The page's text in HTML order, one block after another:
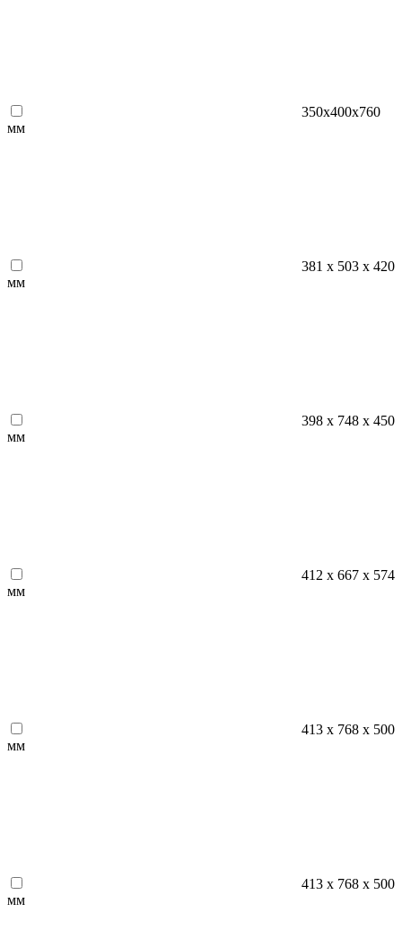
350x400x760
мм
381 x 503 x 420
мм
398 х 748 х 450
мм
412 х 667 х 574
мм
413 x 768 x 500
мм
413 х 768 х 500
мм